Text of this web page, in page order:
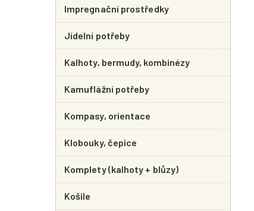
Impregnační prostředky
Jídelní potřeby
Kalhoty, bermudy, kombinézy
Kamuflážní potřeby
Kompasy, orientace
Klobouky, čepice
Komplety (kalhoty + blůzy)
Košile